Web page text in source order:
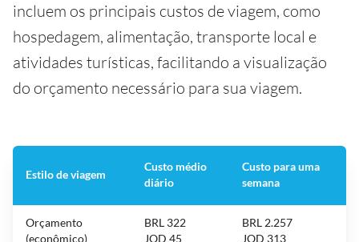
incluem os principais custos de viagem, como
hospedagem, alimentação, transporte local e
atividades turísticas, facilitando a visualização
do orçamento necessário para sua viagem.
Estilo de viagem
Custo médio
diário
Custo para uma
semana
Orçamento
(econômico)
BRL 322
JOD 45
BRL 2.257
JOD 313